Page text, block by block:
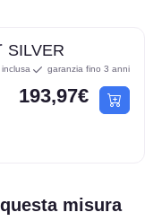
SILVER
garanzia fino 3 anni
193,97€
misura